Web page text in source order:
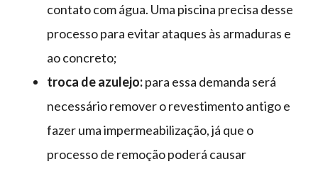
contato com água. Uma piscina precisa desse
processo para evitar ataques às armaduras e
ao concreto;
troca de azulejo:para essa demanda será
necessário remover o revestimento antigo e
fazer uma impermeabilização, já que o
processo de remoção poderá causar